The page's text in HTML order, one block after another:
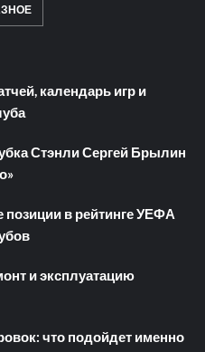
календарь игр и
Стэнли Сергей Брылин
позиции в рейтинге УЕФА
и эксплуатацию
что подойдет именно